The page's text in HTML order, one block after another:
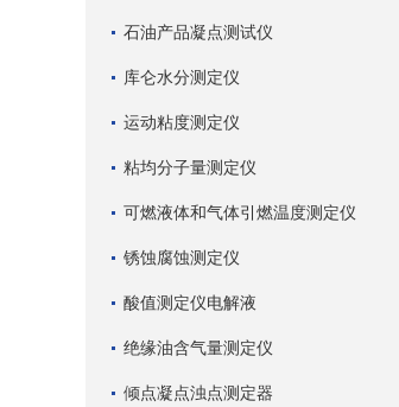
石油产品凝点测试仪
库仑水分测定仪
运动粘度测定仪
粘均分子量测定仪
可燃液体和气体引燃温度测定仪
锈蚀腐蚀测定仪
酸值测定仪电解液
绝缘油含气量测定仪
倾点凝点浊点测定器